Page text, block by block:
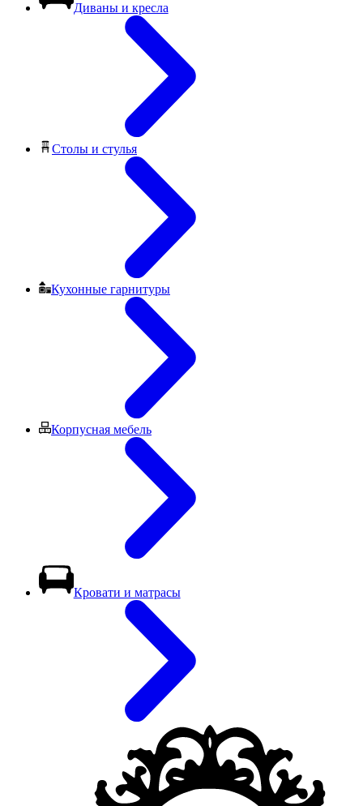
Диваны и кресла
Столы и стулья
Кухонные гарнитуры
Корпусная мебель
Кровати и матрасы